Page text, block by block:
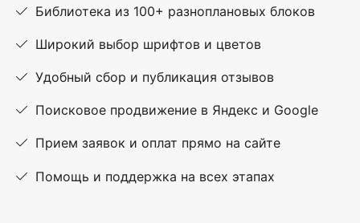
Библиотека из 100+ разноплановых блоков
Широкий выбор шрифтов и цветов
Удобный сбор и публикация отзывов
Поисковое продвижение в Яндекс и Google
Прием заявок и оплат прямо на сайте
Помощь и поддержка на всех этапах